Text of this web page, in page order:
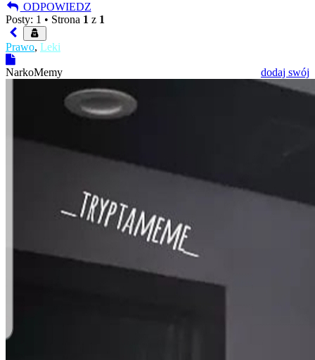
ODPOWIEDZ
Posty: 1 • Strona 1 z 1
Prawo, Leki
NarkoMemy dodaj swój